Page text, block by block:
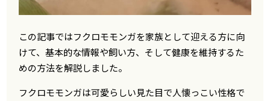
この記事ではフクロモモンガを家族として迎える方に向
けて、基本的な情報や飼い方、そして健康を維持するた
めの方法を解説しました。
フクロモモンガは可愛らしい見た目で人懐っこい性格で